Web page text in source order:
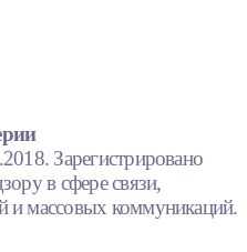
Зарегистрировано
в сфере связи,
и массовых коммуникаций.